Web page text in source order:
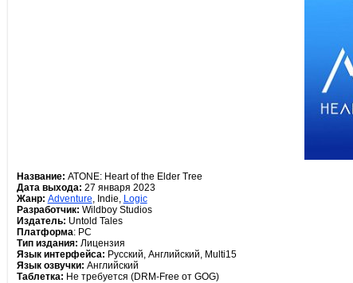
Название: ATONE: Heart of the Elder Tree
Дата выхода: 27 января 2023
Жанр: Adventure, Indie, Logic
Разработчик: Wildboy Studios
Издатель: Untold Tales
Платформа: PC
Тип издания: Лицензия
Язык интерфейса: Русский, Английский, Multi15
Язык озвучки: Английский
Таблетка: Не требуется (DRM-Free от GOG)